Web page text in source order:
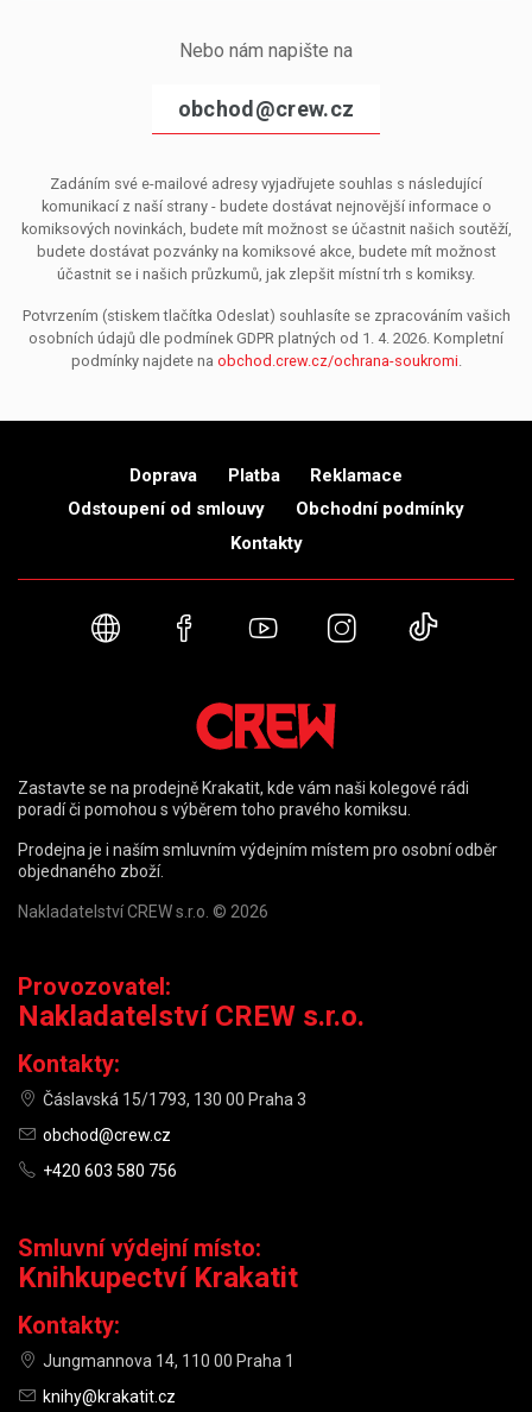
Nebo nám napište na
obchod@crew.cz
Zadáním své e-mailové adresy vyjadřujete souhlas s následující
komunikací z naší strany - budete dostávat nejnovější informace o
komiksových novinkách, budete mít možnost se účastnit našich soutěží,
budete dostávat pozvánky na komiksové akce, budete mít možnost
účastnit se i našich průzkumů, jak zlepšit místní trh s komiksy.
Potvrzením (stiskem tlačítka Odeslat) souhlasíte se zpracováním vašich
osobních údajů dle podmínek GDPR platných od 1. 4. 2026. Kompletní
podmínky najdete na obchod.crew.cz/ochrana-soukromi.
Doprava Platba
Reklamace
Odstoupení od smlouvy
Obchodní podmínky
Kontakty
Webové stránky
FacebookYouTubeInstagram
Zastavte se na prodejně Krakatit, kde vám naši kolegové rádi
poradí či pomohou s výběrem toho pravého komiksu.
Prodejna je i naším smluvním výdejním místem pro osobní odběr
objednaného zboží.
Nakladatelství CREW s.r.o. © 2026
Provozovatel:
Nakladatelství CREW s.r.o.
Kontakty:
Čáslavská 15/1793, 130 00 Praha 3
obchod@crew.cz
+420 603 580 756
Smluvní výdejní místo:
Knihkupectví Krakatit
Kontakty:
Jungmannova 14, 110 00 Praha 1
knihy@krakatit.cz